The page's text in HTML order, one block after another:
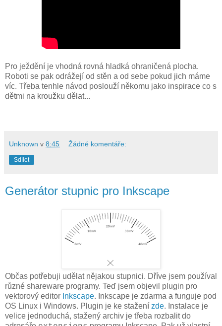
Pro ježdění je vhodná rovná hladká ohraničená plocha.
Roboti se pak odrážejí od stěn a od sebe pokud jich máme
víc. Třeba tenhle návod poslouží někomu jako inspirace co s
dětmi na kroužku dělat...
Unknown v 8:45 Žádné komentáře:
Sdílet
Generátor stupnic pro Inkscape
Občas potřebuji udělat nějakou stupnici. Dříve jsem používal
různé shareware programy. Teď jsem objevil plugin pro
vektorový editor Inkscape. Inkscape je zdarma a funguje pod
OS Linux i Windows. Plugin je ke stažení zde. Instalace je
velice jednoduchá, stažený archiv je třeba rozbalit do